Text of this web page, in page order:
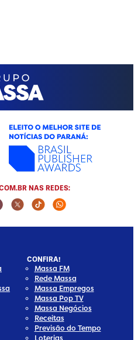
NAS REDES:
Social Media
Social Media
Youtube Social Media
Twitter Social Media
Tiktok Social Media
Whatsapp
CONFIRA!
Massa FM
Rede Massa
Massa Empregos
Massa Pop TV
Massa Negócios
Receitas
Previsão do Tempo
Loterias